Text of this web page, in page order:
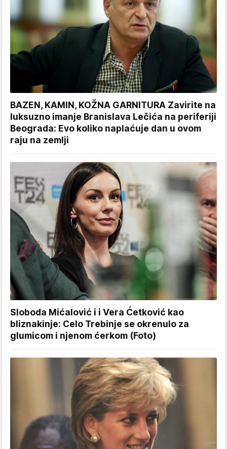
BAZEN, KAMIN, KOŽNA GARNITURA Zavirite na
luksuzno imanje Branislava Lečića na periferiji
Beograda: Evo koliko naplaćuje dan u ovom
raju na zemlji
Sloboda Mićalović i i Vera Ćetković kao
bliznakinje: Celo Trebinje se okrenulo za
glumicom i njenom ćerkom (Foto)